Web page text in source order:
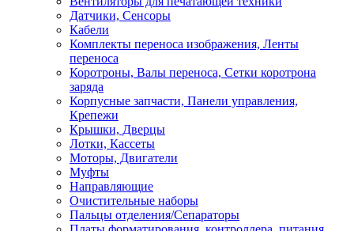
Датчики, Сенсоры
Кабели
Комплекты переноса изображения, Ленты
переноса
Коротроны, Валы переноса, Сетки коротрона
заряда
Корпусные запчасти, Панели управления,
Крепежи
Крышки, Дверцы
Лотки, Кассеты
Моторы, Двигатели
Муфты
Направляющие
Очистительные наборы
Пальцы отделения/Сепараторы